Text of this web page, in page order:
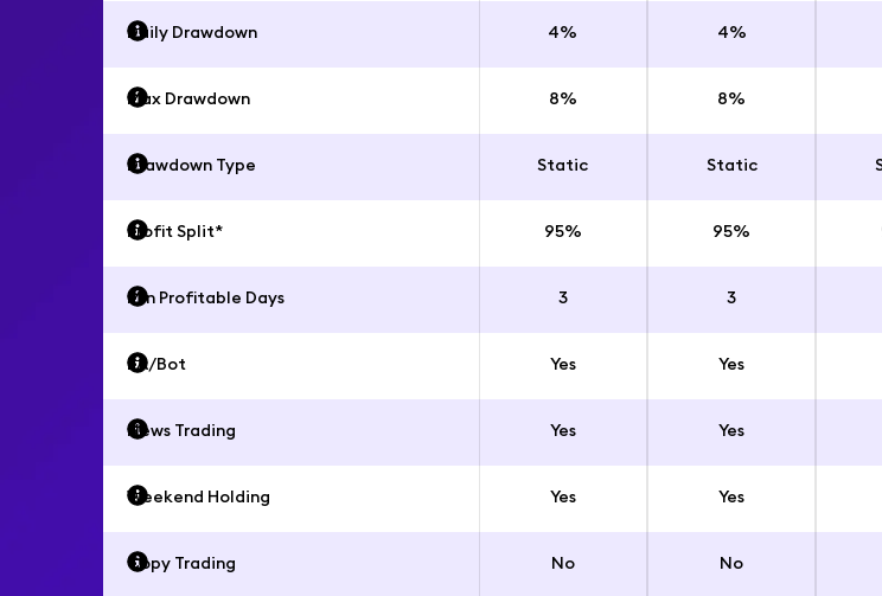
Daily Drawdown 4% 4%
Max Drawdown 8% 8%
Drawdown Type Static Static
Profit Split* 95% 95%
Min Profitable Days 3 3
EA/Bot Yes Yes
News Trading Yes Yes
Weekend Holding Yes Yes
Copy Trading No No